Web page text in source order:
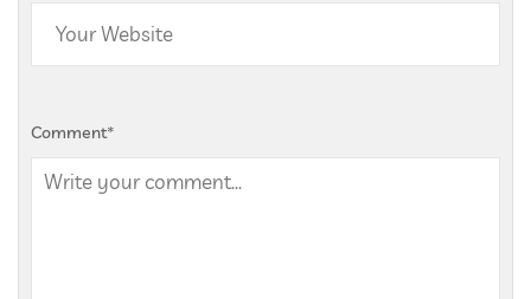
Comment*